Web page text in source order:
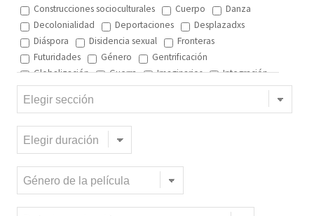
Construcciones socioculturales
Cuerpo
Danza
Decolonialidad
Deportaciones
Desplazadxs
Diáspora
Disidencia sexual
Fronteras
Futuridades
Género
Gentrificación
Globalización
Guerra Imaginarios
Integración
Interculturalidad
Interculturalidad en el arte
Interculturalidad en la música
Migración y DD.HH
Migración y globalización
Migración y Pueblos originarios
Migración y recursos naturales
Migración y salud